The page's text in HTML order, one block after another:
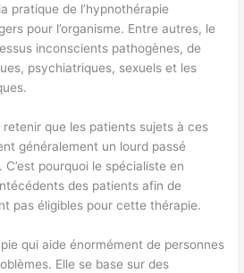
pratique de l’hypnothérapie
pour l’organisme. Entre autres, le
inconscients pathogènes, de
psychiatriques, sexuels et les
que les patients sujets à ces
généralement un lourd passé
pourquoi le spécialiste en
des patients afin de
pas éligibles pour cette thérapie.
qui aide énormément de personnes
Elle se base sur des